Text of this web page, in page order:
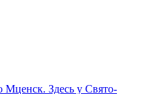
Мценск. Здесь у Свято-